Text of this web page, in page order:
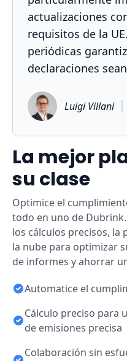
actualizaciones
requisitos de la
periódicas
declaraciones
Luigi Villani
La mejor
su clase
Optimice el
todo en uno de
los cálculos precisos, la
la nube para optimizar
de informes y ahorrar
Automatice el
Cálculo preciso para
de emisiones precisa
Colaboración sin